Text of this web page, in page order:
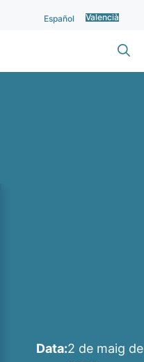
Español Valencià
Data:2 de maig de